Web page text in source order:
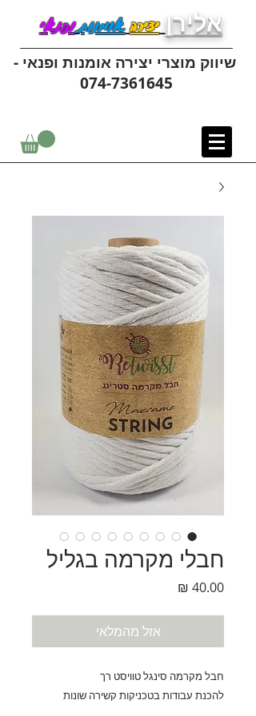
אלירן יצירהאומנותופנאי
שיווק מוצרי יצירה אומנות ופנאי -
074-7361645
חבלי מקרמה בגליל
אזל מהמלאי
חבל מקרמה סינגל טוויסט רך
להכנת עבודות בטכניקות קשירה שונות